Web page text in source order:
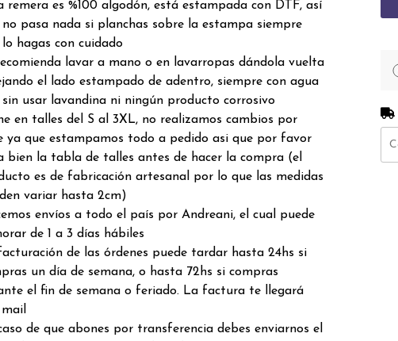
remera es %100 algodón, está estampada con DTF, así
no pasa nada si planchas sobre la estampa siempre
lo hagas con cuidado
lavar a mano o en lavarropas dándola vuelta
el lado estampado de adentro, siempre con agua
usar lavandina ni ningún producto corrosivo
en talles del S al 3XL, no realizamos cambios por
ya que estampamos todo a pedido asi que por favor
bien la tabla de talles antes de hacer la compra (el
es de fabricación artesanal por lo que las medidas
variar hasta 2cm)
envíos a todo el país por Andreani, el cual puede
de 1 a 3 días hábiles
de las órdenes puede tardar hasta 24hs si
un día de semana, o hasta 72hs si compras
el fin de semana o feriado. La factura te llegará
de que abones por transferencia debes enviarnos el